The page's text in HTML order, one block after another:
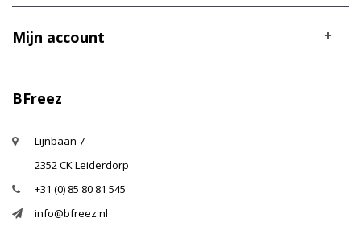
Mijn account
BFreez
Lijnbaan 7
2352 CK Leiderdorp
+31 (0) 85 80 81 545
info@bfreez.nl